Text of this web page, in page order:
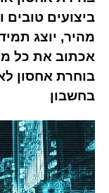
ביצועים
מהיר, יוצג
אכתוב את כל
בוחרת אחסון
בחשבון